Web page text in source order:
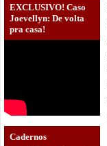
EXCLUSIVO! Caso
Joevellyn: De volta
pra casa!
Cadernos